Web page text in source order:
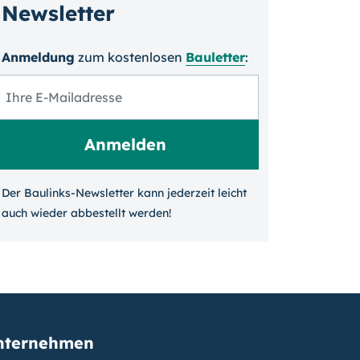
Newsletter
Anmeldung zum kosten­losen Bauletter:
Der Baulinks-Newsletter kann jeder­zeit leicht
auch wieder ab­bestellt werden!